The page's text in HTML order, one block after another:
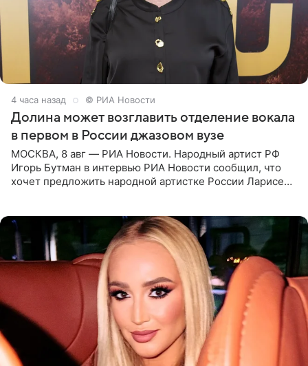
4 часа назад © РИА Новости
Долина может возглавить отделение вокала
в первом в России джазовом вузе
МОСКВА, 8 авг — РИА Новости. Народный артист РФ
Игорь Бутман в интервью РИА Новости сообщил, что
хочет предложить народной артистке России Ларисе